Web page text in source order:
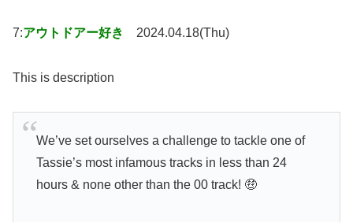
7:アウトドアー好き 2024.04.18(Thu)
This is description
We’ve set ourselves a challenge to tackle one of
Tassie’s most infamous tracks in less than 24
hours & none other than the 00 track! 🤑